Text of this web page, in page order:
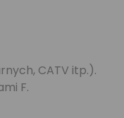
CATV itp.).
F.